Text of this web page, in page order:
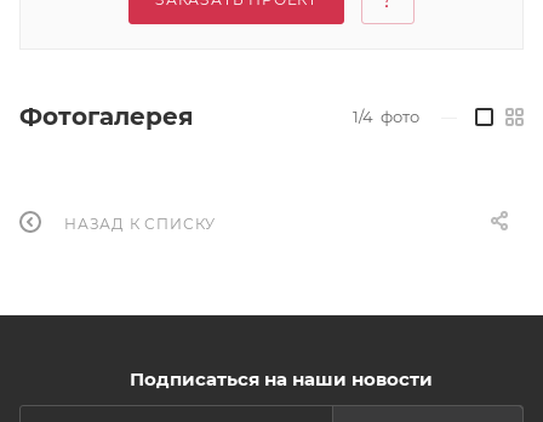
Фотогалерея 1/4 фото
НАЗАД К СПИСКУ
Подписаться на наши новости